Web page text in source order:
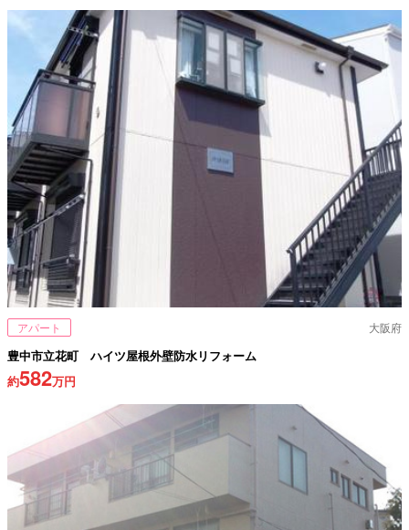
アパート 大阪府
豊中市立花町 ハイツ屋根外壁防水リフォーム
約582万円